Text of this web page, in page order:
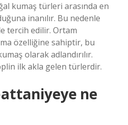
kumaş türleri arasında en
inanılır. Bu nedenle
tercih edilir. Ortam
özelliğine sahiptir, bu
olarak adlandırılır.
ilk akla gelen türlerdir.
ne